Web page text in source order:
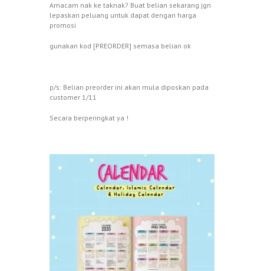
Amacam nak ke taknak? Buat belian sekarang jgn
lepaskan peluang untuk dapat dengan harga
promosi
gunakan kod [PREORDER] semasa belian ok
p/s: Belian preorder ini akan mula diposkan pada
customer 1/11
Secara berperingkat ya !